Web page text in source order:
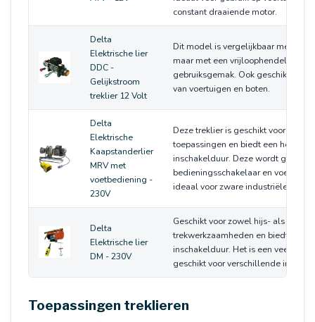
constant draaiende motor.
Delta
Elektrische lier
DDC -
Gelijkstroom
treklier 12 Volt
Dit model is vergelijkbaar met de
maar met een vrijloophendel voor
gebruiksgemak. Ook geschikt voor
van voertuigen en boten.
Delta
Elektrische
Kaapstanderlier
MRV met
voetbediening -
230V
Deze treklier is geschikt voor
toepassingen en biedt een hoge
inschakelduur. Deze wordt
bedieningsschakelaar en
ideaal voor zware industriële taken.
Delta
Elektrische lier
DM - 230V
Geschikt voor zowel hijs- als
trekwerkzaamheden en biedt een
inschakelduur. Het is een
geschikt voor verschillende
Toepassingen treklieren